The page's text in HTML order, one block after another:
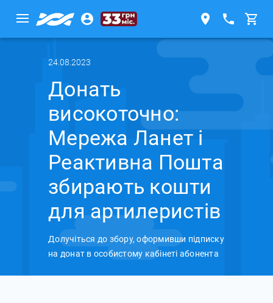
24.08.2023
Донать
високоточно:
Мережа Ланет і
Реактивна Пошта
збирають кошти
для артилеристів
Долучіться до збору, оформивши підписку
на донат в особистому кабінеті абонента